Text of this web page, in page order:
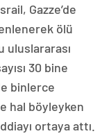
Gazze’de
ölü
uluslararası
30 bine
binlerce
hal böyleyken
ortaya attı.